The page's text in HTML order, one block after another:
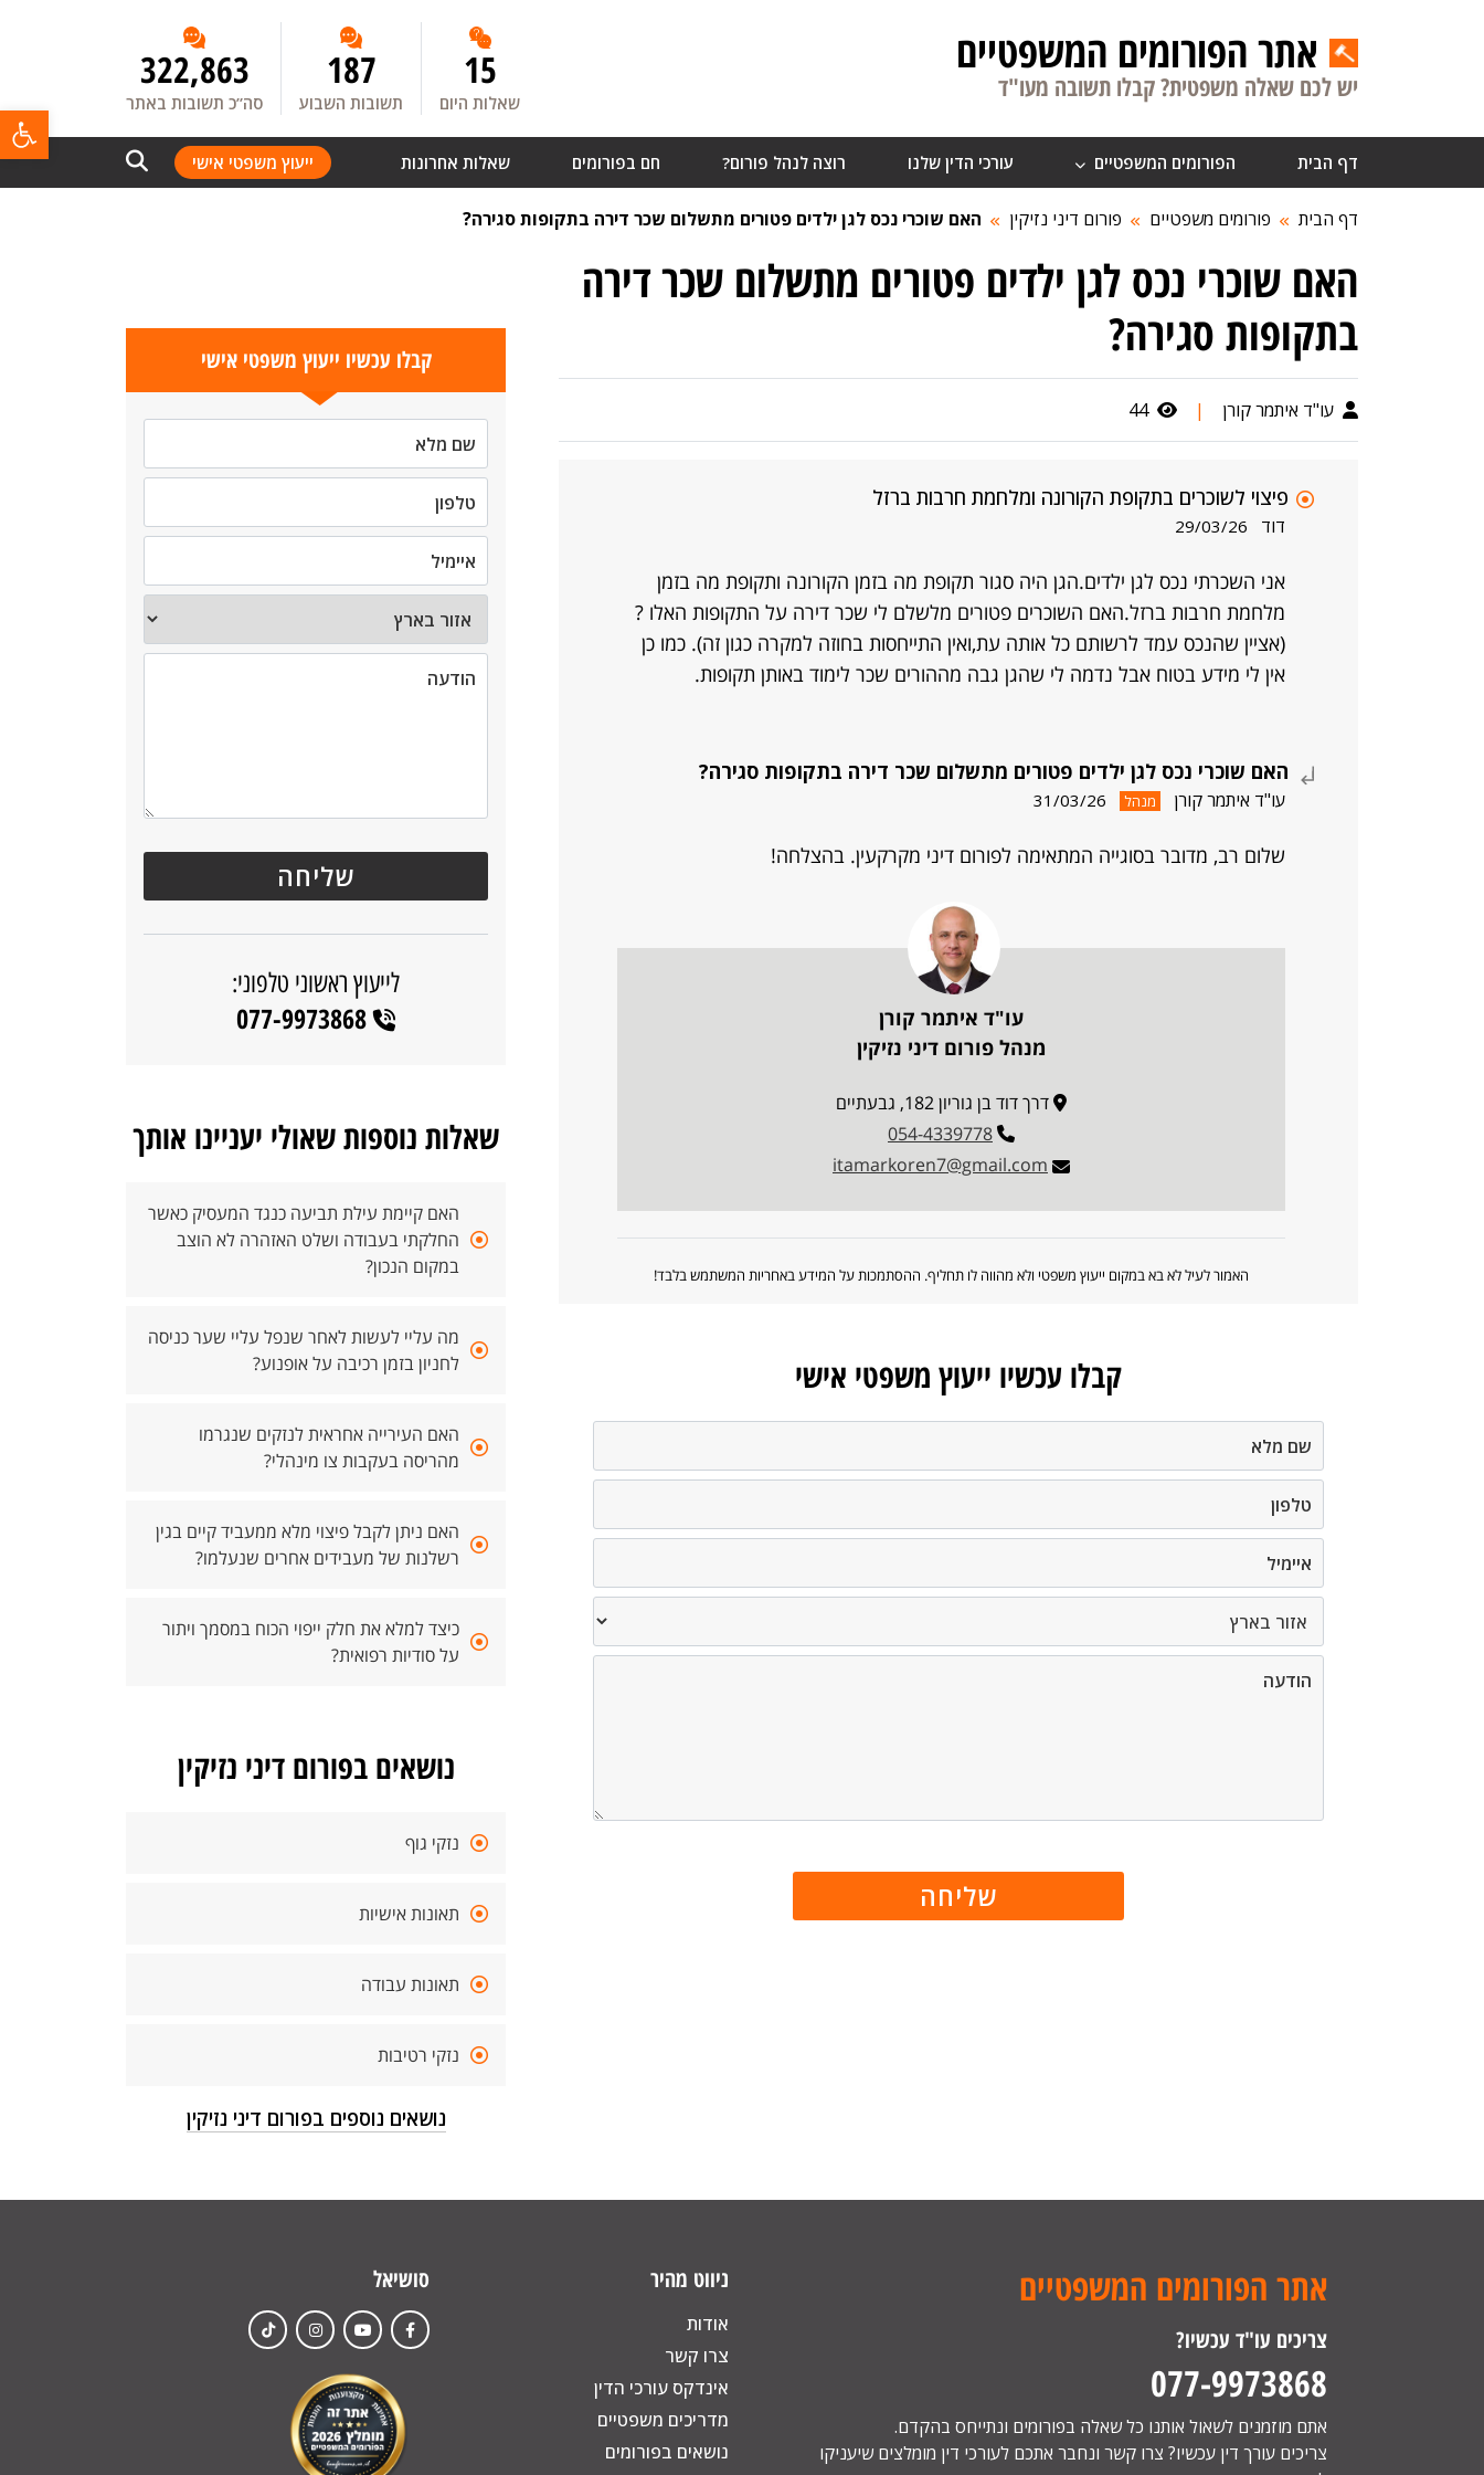
אתר הפורומים המשפטיים
יש לכם שאלה משפטית? קבלו תשובה מעו"ד 15
שאלות היום
187
תשובות השבוע
322,863
סה”כ תשובות באתר
דף הבית הפורומים המשפטיים עורכי הדין שלנו רוצה לנהל פורום? חם בפורומים שאלות אחרונות ייעוץ משפטי אישי
דף הבית פורומים משפטיים פורום דיני נזיקין האם שוכרי נכס לגן ילדים פטורים מתשלום שכר דירה בתקופות סגירה?
האם שוכרי נכס לגן ילדים פטורים מתשלום שכר דירה
בתקופות סגירה?
עו"ד איתמר קורן |
44
פיצוי לשוכרים בתקופת הקורונה ומלחמת חרבות ברזל
דוד 29/03/26
אני השכרתי נכס לגן ילדים.הגן היה סגור תקופת מה בזמן הקורונה ותקופת מה בזמן
מלחמת חרבות ברזל.האם השוכרים פטורים מלשלם לי שכר דירה על התקופות האלו ?
(אציין שהנכס עמד לרשותם כל אותה עת,ואין התייחסות בחוזה למקרה כגון זה). כמו כן
אין לי מידע בטוח אבל נדמה לי שהגן גבה מההורים שכר לימוד באותן תקופות.
האם שוכרי נכס לגן ילדים פטורים מתשלום שכר דירה בתקופות סגירה?
עו"ד איתמר קורן מנהל 31/03/26
שלום רב, מדובר בסוגייה המתאימה לפורום דיני מקרקעין. בהצלחה!
עו"ד איתמר קורן
מנהל פורום דיני נזיקין
דרך דוד בן גוריון 182, גבעתיים
054-4339778
itamarkoren7@gmail.com
האמור לעיל לא בא במקום ייעוץ משפטי ולא מהווה לו תחליף. ההסתמכות על המידע באחריות המשתמש בלבד!
קבלו עכשיו ייעוץ משפטי אישי
קבלו עכשיו ייעוץ משפטי אישי
לייעוץ ראשוני טלפוני:
077-9973868
שאלות נוספות שאולי יעניינו אותך
האם קיימת עילת תביעה כנגד המעסיק כאשר
החלקתי בעבודה ושלט האזהרה לא הוצב
במקום הנכון?
מה עליי לעשות לאחר שנפל עליי שער כניסה
לחניון בזמן רכיבה על אופנוע?
האם העירייה אחראית לנזקים שנגרמו
מהריסה בעקבות צו מינהלי?
האם ניתן לקבל פיצוי מלא ממעביד קיים בגין
רשלנות של מעבידים אחרים שנעלמו?
כיצד למלא את חלק ייפוי הכוח במסמך ויתור
על סודיות רפואית?
נושאים בפורום דיני נזיקין
נזקי גוף
תאונות אישיות
תאונות עבודה
נזקי רטיבות
נושאים נוספים בפורום דיני נזיקין
אתר הפורומים המשפטיים
צריכים עו"ד עכשיו?
077-9973868
אתם מוזמנים לשאול אותנו כל שאלה בפורומים ונתייחס בהקדם.
צריכים עורך דין עכשיו? צרו קשר ונחבר אתכם לעורכי דין מומלצים שיעניקו
ניווט מהיר
אודות
צרו קשר
אינדקס עורכי הדין
מדריכים משפטיים
נושאים בפורומים
סושיאל